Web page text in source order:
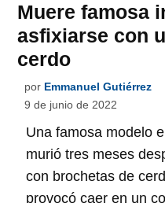
Muere famosa
asfixiarse con
cerdo
por Emmanuel Gutiérrez
9 de junio de 2022
Una famosa modelo
murió tres meses
con brochetas de
provocó caer en un